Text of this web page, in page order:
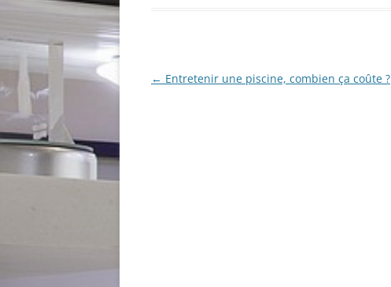
Navigation
← Entretenir une piscine, combien ça coûte ?